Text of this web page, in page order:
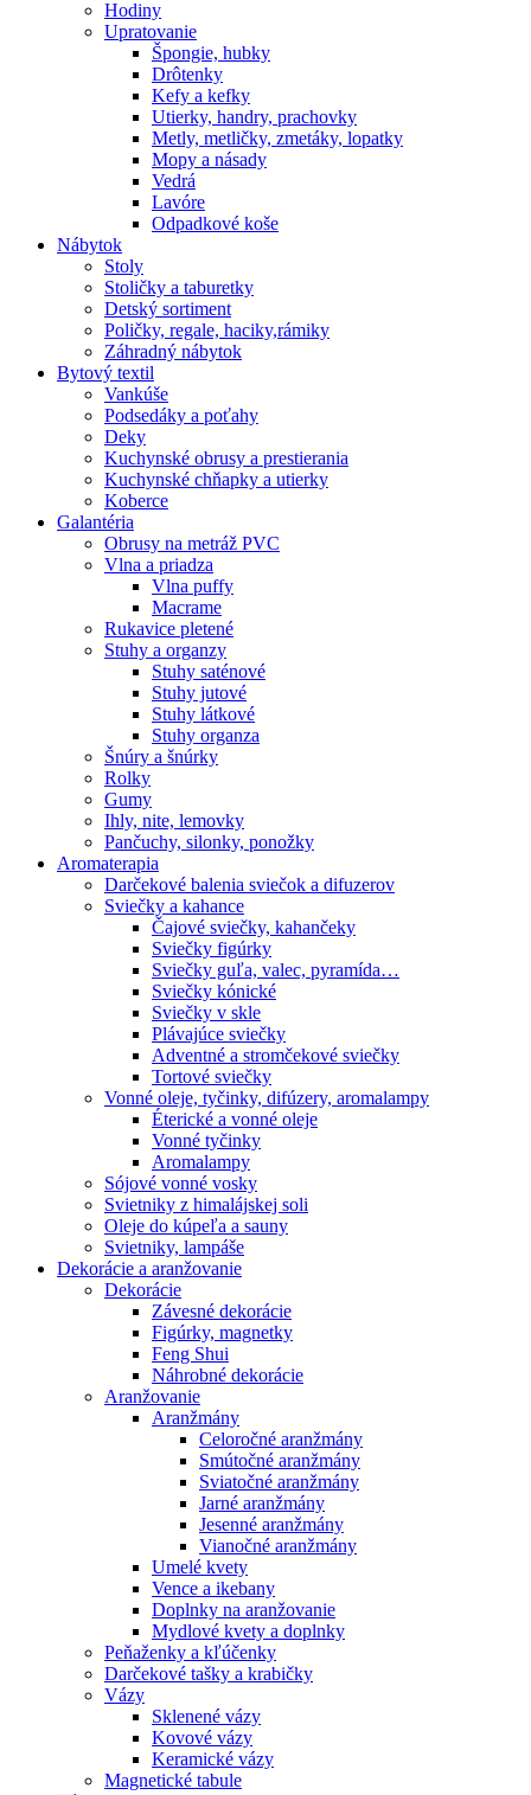
Hodiny
Upratovanie
Špongie, hubky
Drôtenky
Kefy a kefky
Utierky, handry, prachovky
Metly, metličky, zmetáky, lopatky
Mopy a násady
Vedrá
Lavóre
Odpadkové koše
Nábytok
Stoly
Stoličky a taburetky
Detský sortiment
Poličky, regale, haciky,rámiky
Záhradný nábytok
Bytový textil
Vankúše
Podsedáky a poťahy
Deky
Kuchynské obrusy a prestierania
Kuchynské chňapky a utierky
Koberce
Galantéria
Obrusy na metráž PVC
Vlna a priadza
Vlna puffy
Macrame
Rukavice pletené
Stuhy a organzy
Stuhy saténové
Stuhy jutové
Stuhy látkové
Stuhy organza
Šnúry a šnúrky
Rolky
Gumy
Ihly, nite, lemovky
Pančuchy, silonky, ponožky
Aromaterapia
Darčekové balenia sviečok a difuzerov
Sviečky a kahance
Čajové sviečky, kahančeky
Sviečky figúrky
Sviečky guľa, valec, pyramída…
Sviečky kónické
Sviečky v skle
Plávajúce sviečky
Adventné a stromčekové sviečky
Tortové sviečky
Vonné oleje, tyčinky, difúzery, aromalampy
Éterické a vonné oleje
Vonné tyčinky
Aromalampy
Sójové vonné vosky
Svietniky z himalájskej soli
Oleje do kúpeľa a sauny
Svietniky, lampáše
Dekorácie a aranžovanie
Dekorácie
Závesné dekorácie
Figúrky, magnetky
Feng Shui
Náhrobné dekorácie
Aranžovanie
Aranžmány
Celoročné aranžmány
Smútočné aranžmány
Sviatočné aranžmány
Jarné aranžmány
Jesenné aranžmány
Vianočné aranžmány
Umelé kvety
Vence a ikebany
Doplnky na aranžovanie
Mydlové kvety a doplnky
Peňaženky a kľúčenky
Darčekové tašky a krabičky
Vázy
Sklenené vázy
Kovové vázy
Keramické vázy
Magnetické tabule